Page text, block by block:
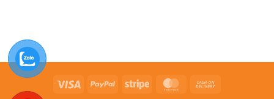
Visa PayPal Stripe MasterCard